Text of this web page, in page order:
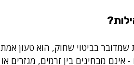
שמדובר בביטוי שחוק, הוא טעון
אינם מבחינים בין זרמים, מגזרים